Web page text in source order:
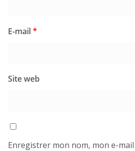
E-mail*
Site web
Enregistrer mon nom, mon e-